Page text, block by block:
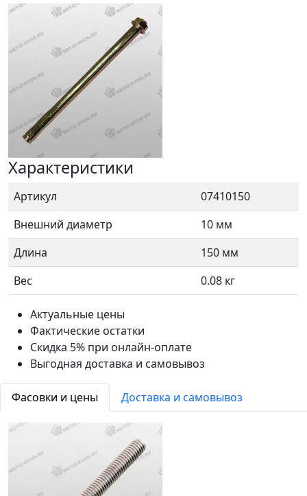
Характеристики
Артикул
07410150
Внешний диаметр
10 мм
Длина
150 мм
Вес
0.08 кг
Актуальные цены
Фактические остатки
Скидка 5% при онлайн-оплате
Выгодная доставка и самовывоз
Фасовки и цены Доставка и самовывоз